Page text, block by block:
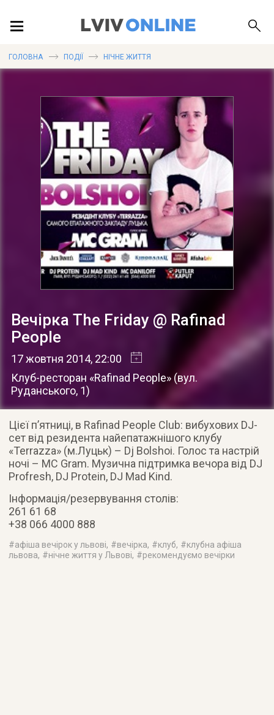
ПУБЛІКАЦІЇ
ДОВІДКА
ГОЛОВНА ПОДІЇ НІЧНЕ ЖИТТЯ
Вечірка The Friday @ Rafinad
People
17 жовтня 2014, 22:00
Клуб-ресторан «Rafinad People» (вул.
Руданського, 1)
Цієї п’ятниці, в Rafinad People Club: вибухових DJ-
сет від резидента найепатажнішого клубу
«Terrazza» (м.Луцьк) – Dj Bolshoi. Голос та настрій
ночі – МС Gram. Музична підтримка вечора від DJ
Profresh, DJ Protein, DJ Mad Kind.
Інформація/резервування столів:
261 61 68
+38 066 4000 888
#афіша вечірок у львові, #вечірка, #клуб, #клубна афіша
львова, #нічне життя у Львові, #рекомендуємо вечірки